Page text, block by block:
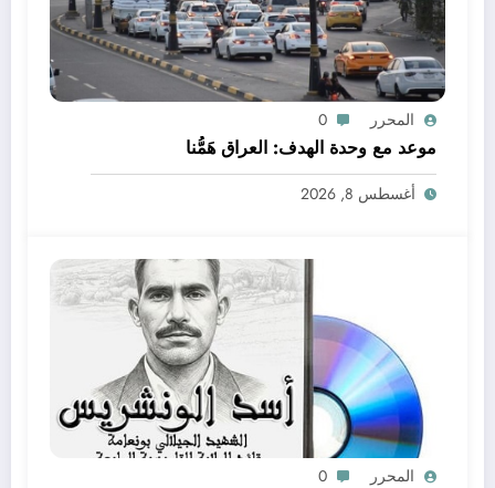
المحرر 0
موعد مع وحدة الهدف: العراق هَمُّنا
أغسطس 8, 2026
المحرر 0